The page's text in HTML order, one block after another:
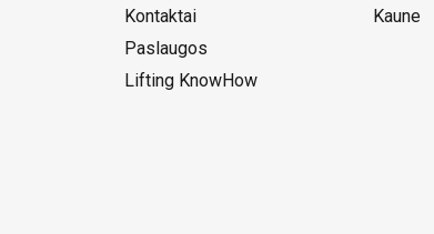
Kontaktai
Paslaugos
Lifting KnowHow
Kaune